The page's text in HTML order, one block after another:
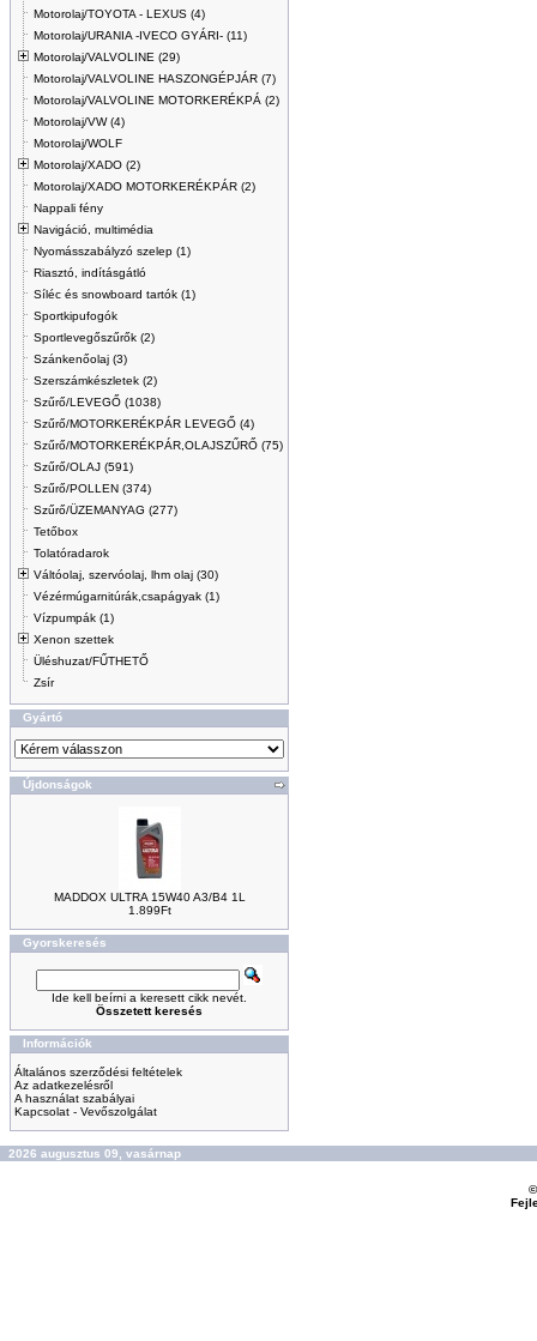
Motorolaj/TOYOTA - LEXUS (4)
Motorolaj/URANIA -IVECO GYÁRI- (11)
Motorolaj/VALVOLINE (29)
Motorolaj/VALVOLINE HASZONGÉPJÁR (7)
Motorolaj/VALVOLINE MOTORKERÉKPÁ (2)
Motorolaj/VW (4)
Motorolaj/WOLF
Motorolaj/XADO (2)
Motorolaj/XADO MOTORKERÉKPÁR (2)
Nappali fény
Navigáció, multimédia
Nyomásszabályzó szelep (1)
Riasztó, indításgátló
Síléc és snowboard tartók (1)
Sportkipufogók
Sportlevegőszűrők (2)
Szánkenőolaj (3)
Szerszámkészletek (2)
Szűrő/LEVEGŐ (1038)
Szűrő/MOTORKERÉKPÁR LEVEGŐ (4)
Szűrő/MOTORKERÉKPÁR,OLAJSZŰRŐ (75)
Szűrő/OLAJ (591)
Szűrő/POLLEN (374)
Szűrő/ÜZEMANYAG (277)
Tetőbox
Tolatóradarok
Váltóolaj, szervóolaj, lhm olaj (30)
Vézérmúgarnitúrák,csapágyak (1)
Vízpumpák (1)
Xenon szettek
Üléshuzat/FŰTHETŐ
Zsír
Gyártó
Újdonságok
MADDOX ULTRA 15W40 A3/B4 1L
1.899Ft
Gyorskeresés
Ide kell beírni a keresett cikk nevét.
Összetett keresés
Információk
Általános szerződési feltételek
Az adatkezelésről
A használat szabályai
Kapcsolat - Vevőszolgálat
2026 augusztus 09, vasárnap